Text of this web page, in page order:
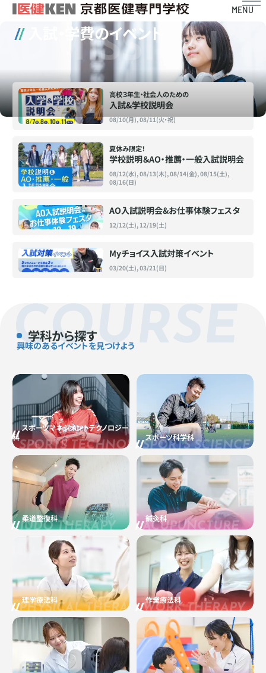
MENU
入試・学費のイベント
高校３年生・社会人のための
入試&学校説明会
08/10(月), 08/11(火・祝)
夏休み限定！
学校説明＆AO・推薦・一般入試説明会
08/12(水), 08/13(木), 08/14(金), 08/15(土),
08/16(日)
AO入試説明会&お仕事体験フェスタ
12/12(土), 12/19(土)
Myチョイス入試対策イベント
03/20(土), 03/21(日)
COURSE
学科から探す
興味のあるイベントを見つけよう
スポーツマネジメントテクノロジー
科
SPORTS TECHNOLOGY
スポーツ科学科
SPORTS SCIENCE
柔道整復科
JUDO THERAPY
鍼灸科
ACUPUNCTURE
理学療法科
PHYSICAL THERAPY
作業療法科
WORK THERAPY